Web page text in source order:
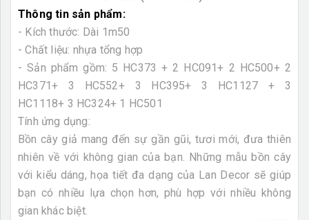
Thông tin sản phẩm:
- Kích thước: Dài 1m50
- Chất liệu: nhựa tổng hợp
- Sản phẩm gồm: 5 HC373 + 2 HC091+ 2 HC500+ 2
HC371+ 3 HC552+ 3 HC395+ 3 HC1127 + 3
HC1118+ 3 HC324+ 1 HC501
Tính ứng dụng:
Bồn cây giả mang đến sự gần gũi, tươi mới, đưa thiên
nhiên về với không gian của bạn. Những mẫu bồn cây
với kiểu dáng, họa tiết đa dạng của Lan Decor sẽ giúp
bạn có nhiều lựa chọn hơn, phù hợp với nhiều không
gian khác biệt.